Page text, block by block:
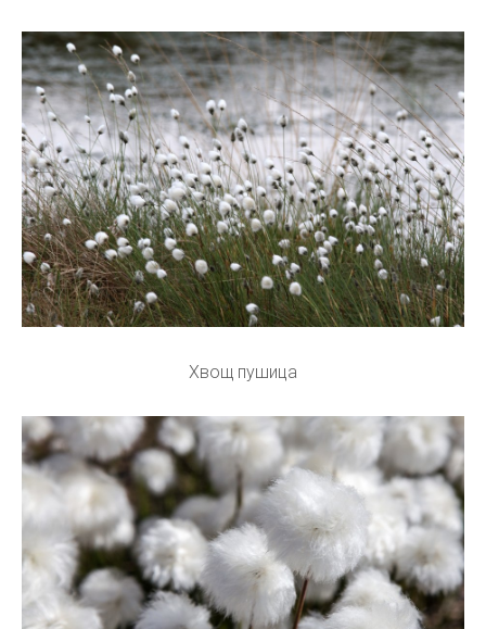
Хвощ пушица